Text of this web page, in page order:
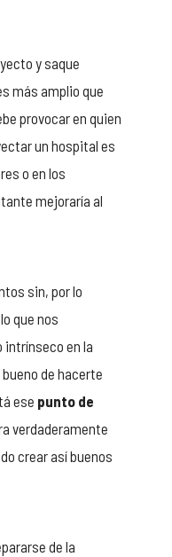
y saque
más amplio que
provocar en quien
un hospital es
o en los
mejoraría al
sin, por lo
que nos
intrínseco en la
de hacerte
ese punto de
verdaderamente
crear así buenos
de la